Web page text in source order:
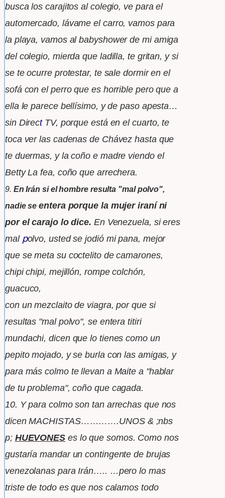
busca los carajitos al colegio, ve para el
automercado, lávame el carro, vamos para
la playa, vamos al babyshower de mi amiga
del colegio, mierda que ladilla, te gritan, y si
se te ocurre protestar, te sale dormir en el
sofá con el perro que es horrible pero que a
ella le parece bellísimo, y de paso apesta…
sin Direct TV, porque está en el cuarto, te
toca ver las cadenas de Chávez hasta que
te duermas, y la coño e madre viendo el
Betty La fea, coño que arrechera.
9. En Irán si el hombre resulta "mal polvo",
nadie se entera porque la mujer iraní ni
por el carajo lo dice. En Venezuela, si eres
mal polvo, usted se jodió mi pana, mejor
que se meta su coctelito de camarones,
chipi chipi, mejillón, rompe colchón,
guacuco,
con un mezclaito de viagra, por que si
resultas "mal polvo", se entera titiri
mundachi, dicen que lo tienes como un
pepito mojado, y se burla con las amigas, y
para más colmo te llevan a Maite a "hablar
de tu problema", coño que cagada.
10. Y para colmo son tan arrechas que nos
dicen MACHISTAS………….UNOS & ;nbs
p; HUEVONES es lo que somos. Como nos
gustaría mandar un contingente de brujas
venezolanas para Irán….. …pero lo mas
triste de todo es que nos calamos todo